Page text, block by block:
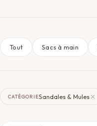
Tout Sacs à main
CATÉGORIESandales & Mules